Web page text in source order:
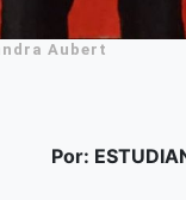
Aubert
Por: